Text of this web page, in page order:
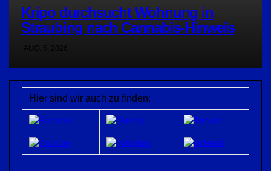
Kripo durchsucht Wohnung in
Straubing nach Cannabis-Hinweis
Hier sind wir auch zu finden: